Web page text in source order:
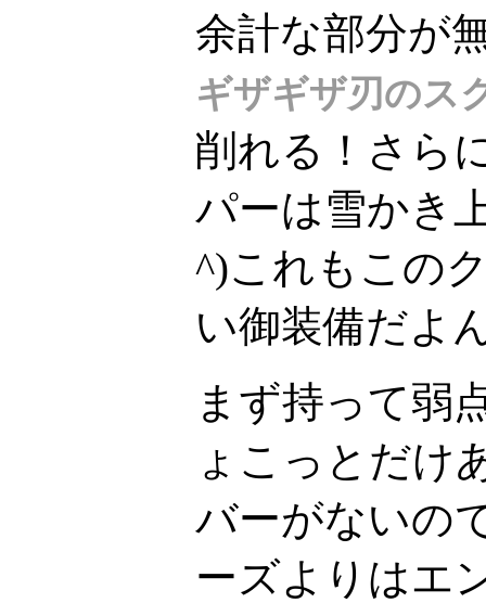
余計な部分が
ギザギザ刃のス
削れる！さら
パーは雪かき
^)これもこの
い御装備だよ
まず持って弱
ょこっとだけ
バーがないの
ーズよりはエ